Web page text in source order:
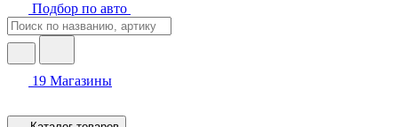
Подбор по авто
19 Магазины